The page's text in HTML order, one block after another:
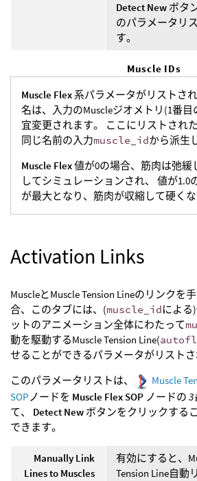
Detect New ボタ
のパラメータリ
す。
Muscle IDs
Muscle Flex 系パラメータがリストさ
名は、入力のMuscleジオメトリ(1番
宜変更されます。 ここにリストされ
同じ名前の入力muscle_idから派生
Muscle Flex値が0の場合、筋肉は弛緩
してシミュレーションされ、 値が1.0
が最大となり、筋肉が収縮して硬くな
Activation Links
MuscleとMuscle Tension Lineのリンクを
合、このタブには、(muscle_idによる
ットのアニメーション全体にわたって
動を駆動するMuscle Tension Line(
せることができるパラメータがリストさ
このパラメータリストは、
Muscle
SOPノードを Muscle Flex SOP ノードの 3
て、 Detect New ボタンをクリックする
できます。
Manually Link
Lines to Muscles
有効にすると、
Tension Line自動